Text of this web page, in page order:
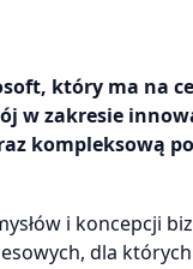
który ma na
w zakresie
kompleksową
i koncepcji
dla których